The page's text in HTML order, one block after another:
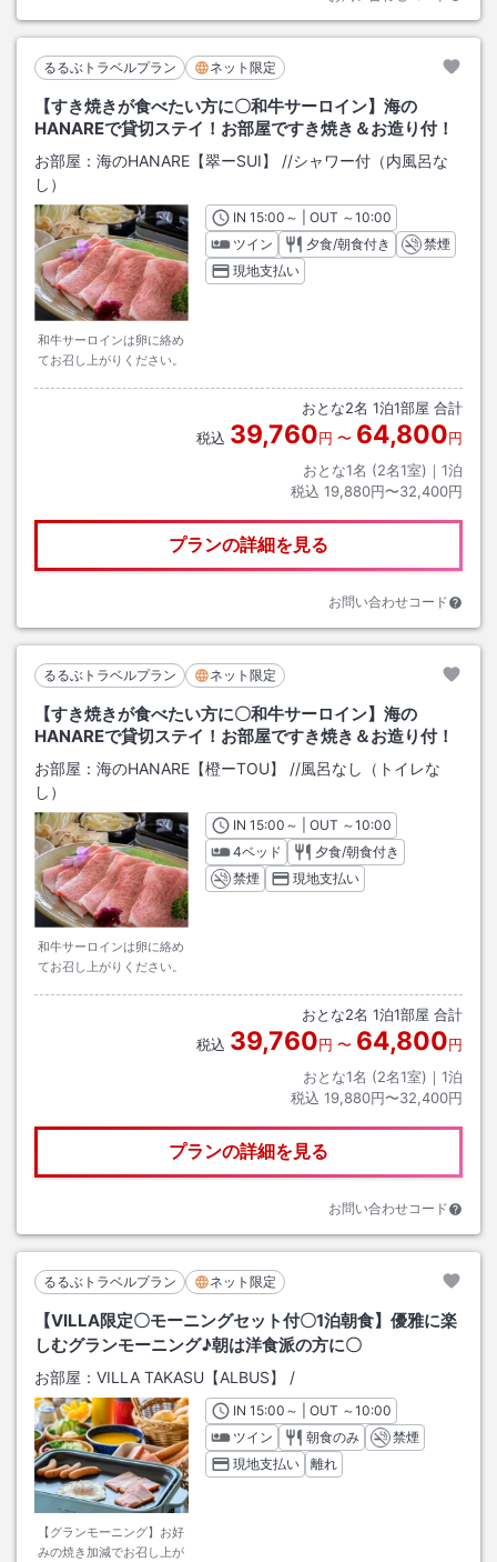
るるぶトラベルプラン ネット限定
【すき焼きが食べたい方に〇和牛サーロイン】海の
HANAREで貸切ステイ！お部屋ですき焼き＆お造り付！
お部屋： 海のHANARE【翠ーSUI】 //シャワー付（内風呂な
し）
和牛サーロインは卵に絡め
てお召し上がりください。
INチェックイン
15:00 ～ | OUT チェックアウト
～10:00
ツイン
夕食/朝食付き
禁煙
現地支払い
おとな2名 1泊1部屋 合計
税込 39,760円 〜 64,800円
おとな1名 (2名1室)｜ 1泊
税込 19,880円〜32,400円
プランの詳細を見る
お問い合わせコード
るるぶトラベルプラン ネット限定
【すき焼きが食べたい方に〇和牛サーロイン】海の
HANAREで貸切ステイ！お部屋ですき焼き＆お造り付！
お部屋： 海のHANARE【橙ーTOU】 //風呂なし（トイレな
し）
和牛サーロインは卵に絡め
てお召し上がりください。
INチェックイン
15:00 ～ | OUT チェックアウト
～10:00
4ベッド
夕食/朝食付き
禁煙
現地支払い
おとな2名 1泊1部屋 合計
税込 39,760円 〜 64,800円
おとな1名 (2名1室)｜ 1泊
税込 19,880円〜32,400円
プランの詳細を見る
お問い合わせコード
るるぶトラベルプラン ネット限定
【VILLA限定〇モーニングセット付〇1泊朝食】優雅に楽
しむグランモーニング♪朝は洋食派の方に〇
お部屋： VILLA TAKASU【ALBUS】 /
【グランモーニング】お好
みの焼き加減でお召し上が
INチェックイン
15:00 ～ | OUT チェックアウト
～10:00
ツイン
朝食のみ
禁煙
現地支払い
離れ